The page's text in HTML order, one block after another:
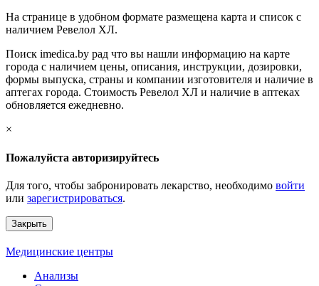
На странице в удобном формате размещена карта и список с
наличием Ревелол ХЛ.
Поиск imedica.by рад что вы нашли информацию на карте
города с наличием цены, описания, инструкции, дозировки,
формы выпуска, страны и компании изготовителя и наличие в
аптегах города. Стоимость Ревелол ХЛ и наличие в аптеках
обновляется ежедневно.
×
Пожалуйста авторизируйтесь
Для того, чтобы забронировать лекарство, необходимо войти
или зарегистрироваться.
Закрыть
Медицинские центры
Анализы